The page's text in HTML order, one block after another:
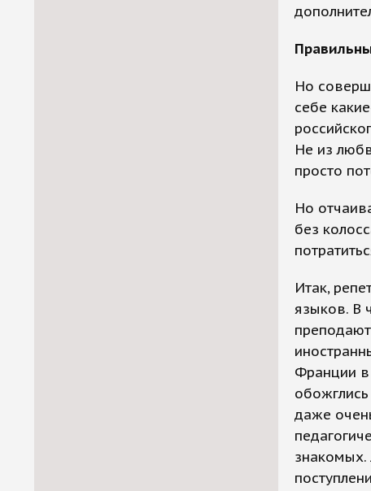
Но
себе
Не из
просто
Но
без
Итак,
языков. В
Франции в
даже
знакомых.